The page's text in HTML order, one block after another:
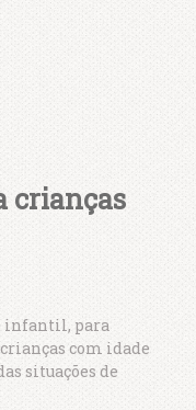
crianças
infantil, para
com idade
situações de